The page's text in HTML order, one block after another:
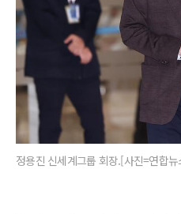
정용진 신세계그룹 회장.[사진=연합뉴